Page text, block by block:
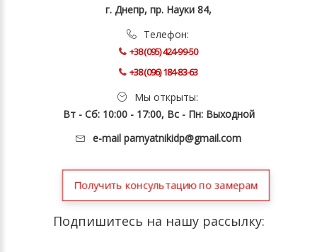
г. Днепр, пр. Науки 84,
Телефон:
+38 (095) 424-99-50
+38 (096) 184-83-63
Мы открыты:
Вт - Сб: 10:00 - 17:00, Вс - Пн: Выходной
e-mail pamyatnikidp@gmail.com
Получить консультацию по замерам
Подпишитесь на нашу рассылку: